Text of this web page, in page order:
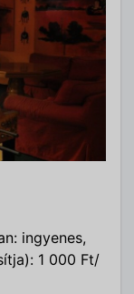
ingyenes,
1 000 Ft/